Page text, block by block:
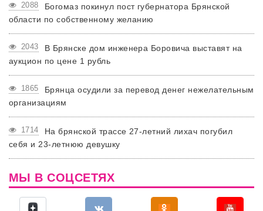
2088
Богомаз покинул пост губернатора Брянской
области по собственному желанию
2043
В Брянске дом инженера Боровича выставят на
аукцион по цене 1 рубль
1865
Брянца осудили за перевод денег нежелательным
организациям
1714
На брянской трассе 27-летний лихач погубил
себя и 23-летнюю девушку
МЫ В СОЦСЕТЯХ